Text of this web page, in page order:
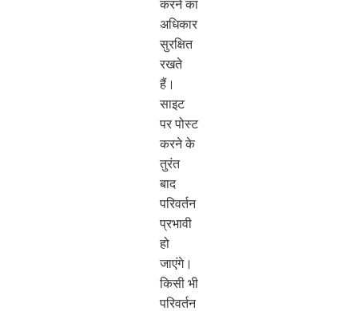
करने का
अधिकार
सुरक्षित
रखते
हैं।
साइट
पर पोस्ट
करने के
तुरंत
बाद
परिवर्तन
प्रभावी
हो
जाएंगे।
किसी भी
परिवर्तन